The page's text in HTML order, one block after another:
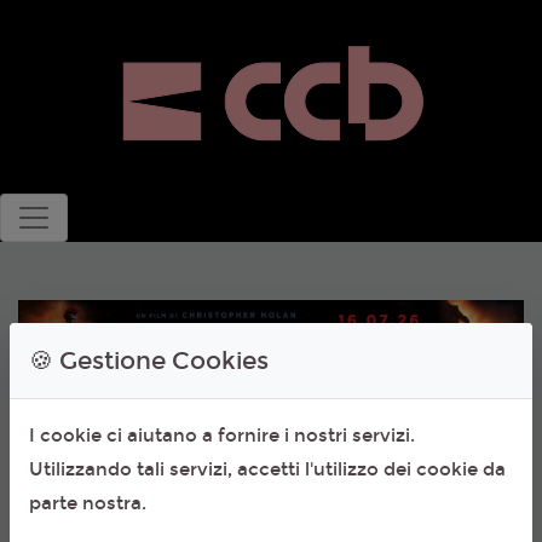
🍪 Gestione Cookies
I cookie ci aiutano a fornire i nostri servizi.
Utilizzando tali servizi, accetti l'utilizzo dei cookie da
parte nostra.